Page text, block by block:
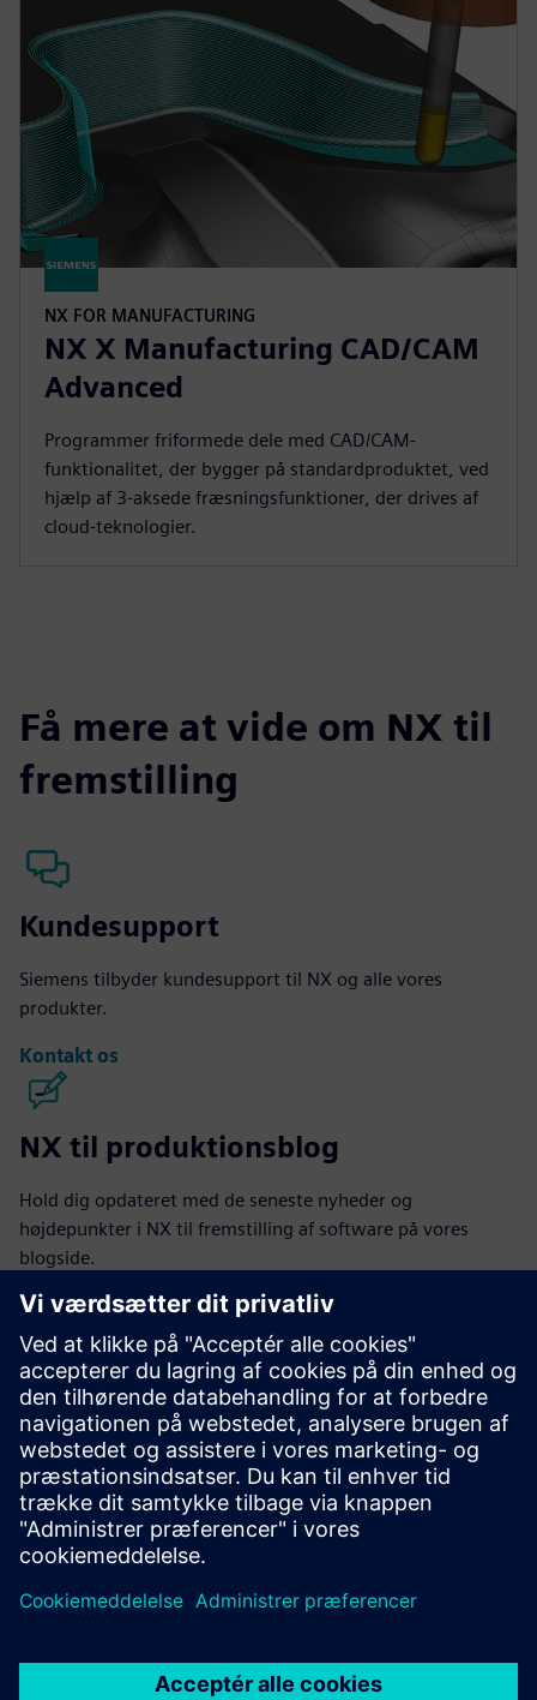
NX FOR MANUFACTURING
NX X Manufacturing CAD/CAM
Advanced
Programmer friformede dele med CAD/CAM-
funktionalitet, der bygger på standardproduktet, ved
hjælp af 3-aksede fræsningsfunktioner, der drives af
cloud-teknologier.
Få mere at vide om NX til
fremstilling
Kundesupport
Siemens tilbyder kundesupport til NX og alle vores
produkter.
Kontakt os
NX til produktionsblog
Hold dig opdateret med de seneste nyheder og
højdepunkter i NX til fremstilling af software på vores
blogside.
Besøg blog
NX til fremstillingsbranchen
Deltag i samtalen, eller få svar på alle dine spørgsmål om
NX til produktionssoftware.
Besøg fællesskabet